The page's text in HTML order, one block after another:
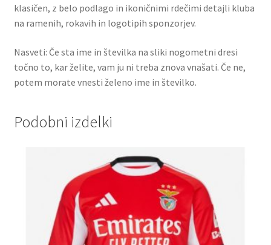
klasičen, z belo podlago in ikoničnimi rdečimi detajli kluba
na ramenih, rokavih in logotipih sponzorjev.
Nasveti: Če sta ime in številka na sliki nogometni dresi
točno to, kar želite, vam ju ni treba znova vnašati. Če ne,
potem morate vnesti želeno ime in številko.
Podobni izdelki